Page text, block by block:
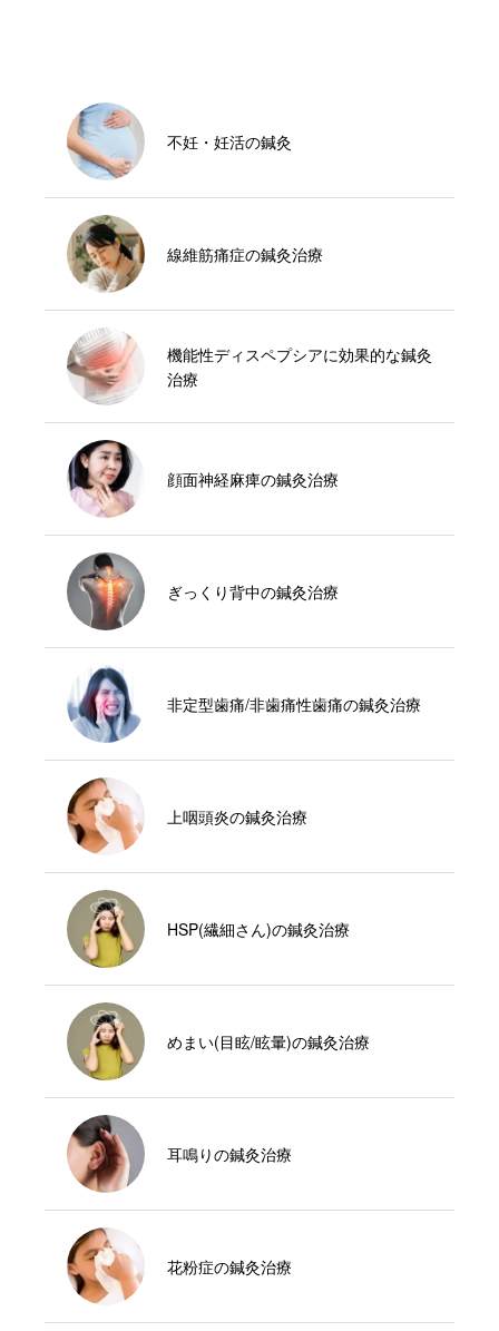
不妊・妊活の鍼灸
線維筋痛症の鍼灸治療
機能性ディスペプシアに効果的な鍼灸
治療
顔面神経麻痺の鍼灸治療
ぎっくり背中の鍼灸治療
非定型歯痛/非歯痛性歯痛の鍼灸治療
上咽頭炎の鍼灸治療
HSP(繊細さん)の鍼灸治療
めまい(目眩/眩暈)の鍼灸治療
耳鳴りの鍼灸治療
花粉症の鍼灸治療